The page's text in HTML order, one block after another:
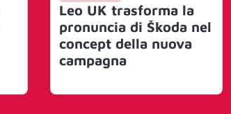
Leo UK trasforma la
pronuncia di Škoda nel
concept della nuova
campagna